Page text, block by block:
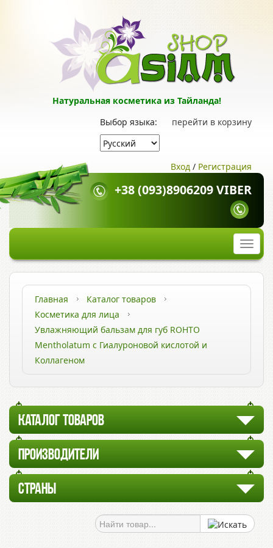
Натуральная косметика из Тайланда!
перейти в корзину
Выбор языка:
Вход / Регистрация
+38 (093)8906209 VIBER
Главная
Каталог товаров
Косметика для лица
Увлажняющий бальзам для губ ROHTO
Mentholatum с Гиалуроновой кислотой и
Коллагеном
КАТАЛОГ ТОВАРОВ
ПРОИЗВОДИТЕЛИ
СТРАНЫ